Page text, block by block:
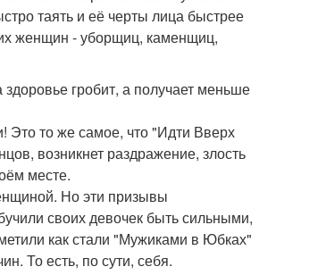
таять и её черты лица быстрее
женщин - уборщиц, каменщиц,
гробит, а получает меньше
Это то же самое, что "Идти Вверх
возникнет раздражение, злость
месте.
Но эти призывы
своих девочек быть сильными,
как стали "Мужиками в Юбках"
То есть, по сути, себя.